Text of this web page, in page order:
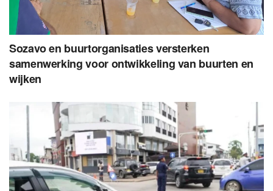
Sozavo en buurtorganisaties versterken
samenwerking voor ontwikkeling van buurten en
wijken